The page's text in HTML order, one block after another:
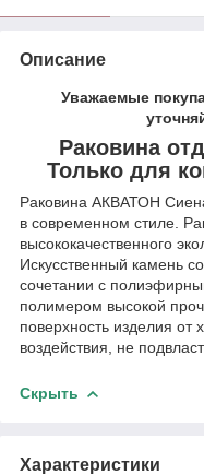
Описание
Уважаемые
Раковина
Только для
Раковина АКВАТОН
в современном стиле.
высококачественного
Искусственный камень
сочетании с
полимером высокой
поверхность изделия от
воздействия, не
Скрыть
Характеристики